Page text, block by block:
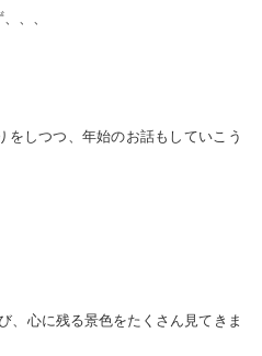
、、
しつつ、年始のお話もしていこう
、心に残る景色をたくさん見てきま